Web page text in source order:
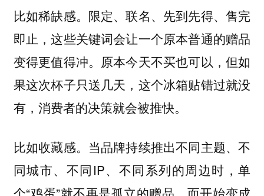
比如稀缺感。限定、联名、先到先得、售完
即止，这些关键词会让一个原本普通的赠品
变得更值得冲。原本今天不买也可以，但如
果这次杯子只送几天，这个冰箱贴错过就没
有，消费者的决策就会被推快。
比如收藏感。当品牌持续推出不同主题、不
同城市、不同IP、不同系列的周边时，单
个“鸡蛋”就不再是孤立的赠品，而开始变成